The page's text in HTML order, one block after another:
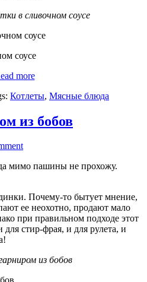
в сливочном соусе
соусе
more
Котлеты, Мясные блюда
из бобов
мимо пашины не прохожу.
Почему-то бытует мнение,
ее неохотно, продают мало
при правильном подходе этот
стир-фрая, и для рулета, и
из бобов